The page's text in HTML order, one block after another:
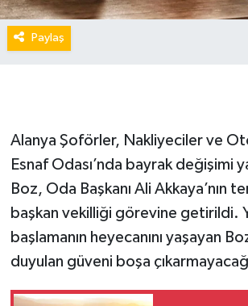
Paylaş
Alanya Şoförler, Nakliyeciler ve
Esnaf Odası’nda bayrak değişimi
Boz, Oda Başkanı Ali Akkaya’nın
başkan vekilliği görevine getirildi.
başlamanın heyecanını yaşayan
duyulan güveni boşa